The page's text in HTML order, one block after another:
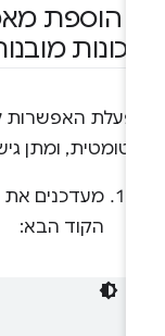
הוספת
מובנות
האפשרות
ומתן גישה
הקוד הבא: